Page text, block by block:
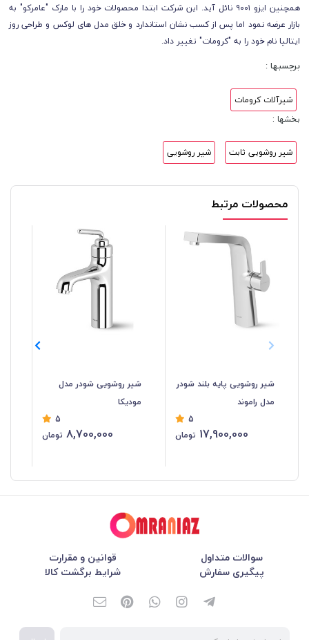
همچنین ایزو ۹۰۰۱ نائل آید. این شرکت ابتدا محصولات خود را با مارک "عامرکو" به
بازار عرضه نمود اما پس از کسب نشان استاندارد و خلق مدل های لوکس و طراحی روز
ایتالیا نام خود را به "کرومات" تغییر داد.
برچسبها :
شیرآلات کرومات
بخشها :
شیر روشویی ثابت شیر روشویی
محصولات مرتبط
شیر روشویی پایه بلند شودر
مدل راموند
5
17,900,000 تومان
شیر روشویی شودر مدل
مودیکا
5
8,700,000 تومان
سوالات متداول
قوانین و مقرارت
پیگیری سفارش
شرایط برگشت کالا